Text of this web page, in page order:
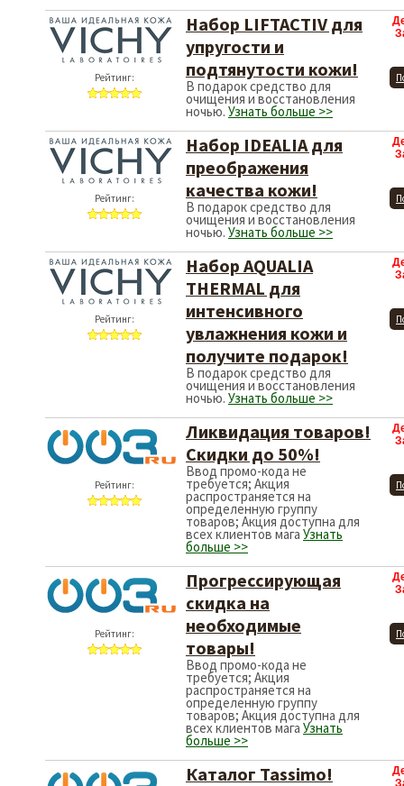
Рейтинг:
Набор LIFTACTIV для
упругости и
подтянутости кожи!
В подарок средство для
очищения и восстановления
ночью. Узнать больше >>
Рейтинг:
Набор IDEALIA для
преображения
качества кожи!
В подарок средство для
очищения и восстановления
ночью. Узнать больше >>
Рейтинг:
Набор AQUALIA
THERMAL для
интенсивного
увлажнения кожи и
получите подарок!
В подарок средство для
очищения и восстановления
ночью. Узнать больше >>
Рейтинг:
Ликвидация товаров!
Скидки до 50%!
Ввод промо-кода не
требуется; Акция
распространяется на
определенную группу
товаров; Акция доступна для
всех клиентов мага Узнать
больше >>
Рейтинг:
Прогрессирующая
скидка на
необходимые
товары!
Ввод промо-кода не
требуется; Акция
распространяется на
определенную группу
товаров; Акция доступна для
всех клиентов мага Узнать
больше >>
Каталог Tassimo!